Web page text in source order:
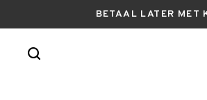
BETAAL LATER MET